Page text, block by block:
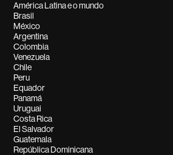
América Latina e o mundo
Brasil
México
Argentina
Colombia
Venezuela
Chile
Peru
Equador
Panamá
Uruguai
Costa Rica
El Salvador
Guatemala
República Dominicana